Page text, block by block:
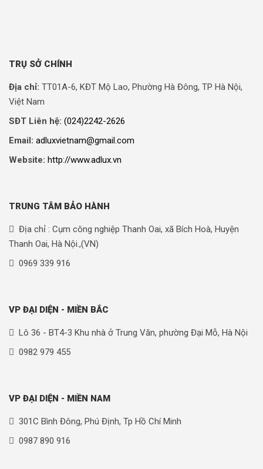
TRỤ SỞ CHÍNH
Địa chỉ: TT01A-6, KĐT Mộ Lao, Phường Hà Đông, TP Hà Nội,
Việt Nam
SĐT Liên hệ: (024)2242-2626
Email: adluxvietnam@gmail.com
Website: http://www.adlux.vn
TRUNG TÂM BẢO HÀNH
Địa chỉ : Cụm công nghiệp Thanh Oai, xã Bích Hoà, Huyện
Thanh Oai, Hà Nội.,(VN)
0969 339 916
VP ĐẠI DIỆN - MIỀN BẮC
Lô 36 - BT4-3 Khu nhà ở Trung Văn, phường Đại Mỗ, Hà Nội
0982 979 455
VP ĐẠI DIỆN - MIỀN NAM
301C Bình Đông, Phú Định, Tp Hồ Chí Minh
0987 890 916